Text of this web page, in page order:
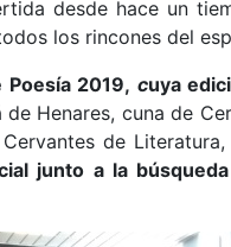
desde hace un
los rincones del
Poesía 2019, cuya
Henares, cuna de
de Literatura,
junto a la